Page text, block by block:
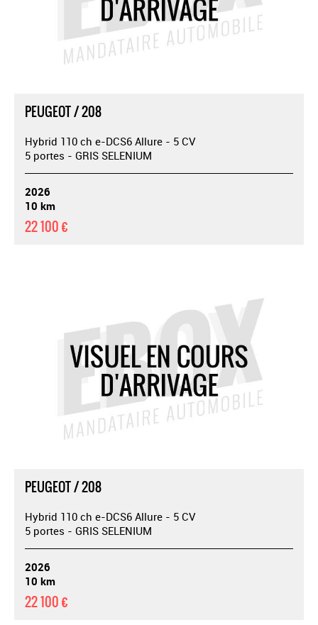
PEUGEOT / 208
Hybrid 110 ch e-DCS6 Allure - 5 CV
5 portes - GRIS SELENIUM
2026
10 km
22 100 €
PEUGEOT / 208
Hybrid 110 ch e-DCS6 Allure - 5 CV
5 portes - GRIS SELENIUM
2026
10 km
22 100 €